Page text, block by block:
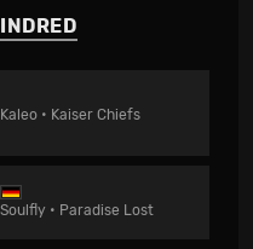
• Kaiser Chiefs
• Paradise Lost